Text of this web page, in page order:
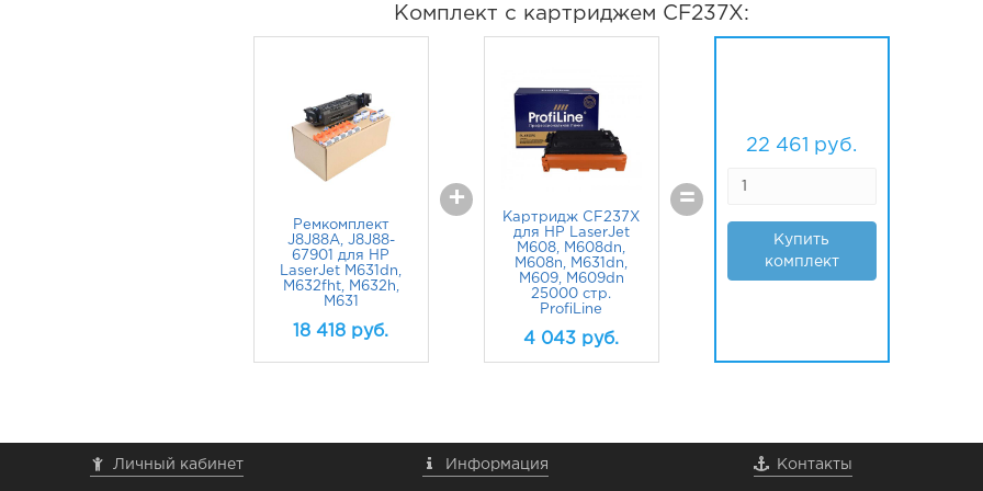
Комплект с картриджем CF237X:
Ремкомплект
J8J88A, J8J88-
67901 для HP
LaserJet M631dn,
M632fht, M632h,
M631
18 418 руб.
+
Картридж CF237X
для HP LaserJet
M608, M608dn,
M608n, M631dn,
M609, M609dn
25000 стр.
ProfiLine
4 043 руб.
=
22 461 руб.
Купить
комплект
Личный кабинет Информация Контакты